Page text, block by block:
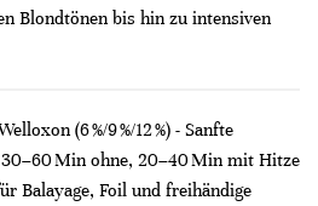
Blondtönen bis hin zu intensiven
(6 %/9 %/12 %) - Sanfte
Min ohne, 20–40 Min mit Hitze
Balayage, Foil und freihändige